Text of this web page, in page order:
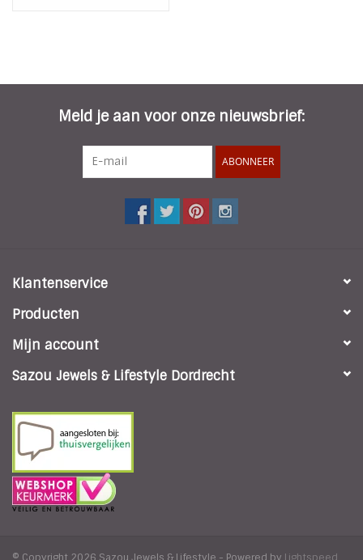
Meld je aan voor onze nieuwsbrief:
ABONNEER
Klantenservice
Producten
Mijn account
Sazou Jewels & Lifestyle Dordrecht